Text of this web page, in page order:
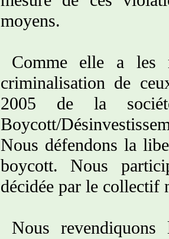
moyens.
Comme elle a les
criminalisation de
2005 de la
Boycott/
Nous défendons la
boycott. Nous
décidée par le collectif
Nous